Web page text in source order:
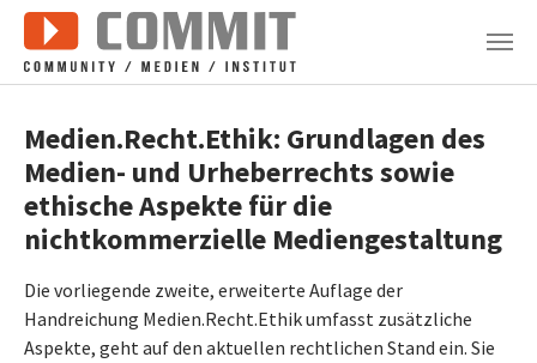
Zum Hauptinhalt springen
Medien.Recht.Ethik: Grundlagen des
Medien- und Urheberrechts sowie
ethische Aspekte für die
nichtkommerzielle Mediengestaltung
Die vorliegende zweite, erweiterte Auflage der
Handreichung Medien.Recht.Ethik umfasst zusätzliche
Aspekte, geht auf den aktuellen rechtlichen Stand ein. Sie